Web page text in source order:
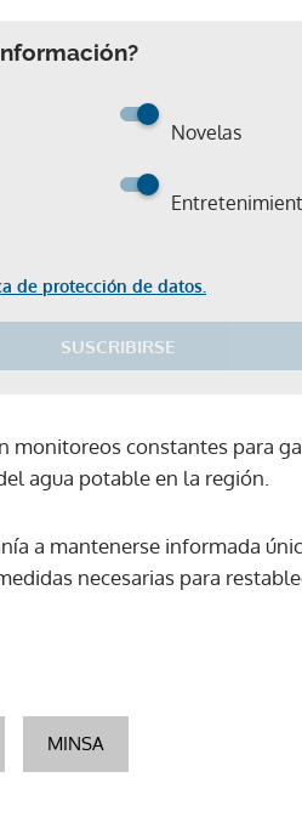
Novelas
de protección de datos.
SUSCRIBIRSE
monitoreos constantes para
agua potable en la región.
a mantenerse informada
necesarias para
MINSA